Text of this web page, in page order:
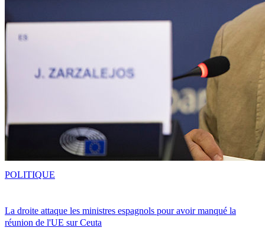
La droite attaque les ministres espagnols pour avoir manqué la
réunion de l'UE sur Ceuta
POLITIQUE